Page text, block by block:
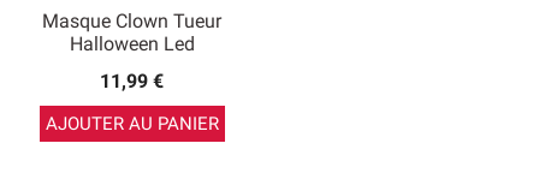
Masque Clown Tueur
Halloween Led
11,99 €
AJOUTER AU PANIER